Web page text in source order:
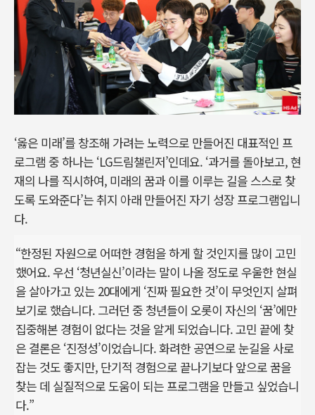
‘옳은 미래’를 창조해 가려는 노력으로 만들어진 대표적인 프
로그램 중 하나는 ‘LG드림챌린저’인데요. ‘과거를 돌아보고, 현
재의 나를 직시하여, 미래의 꿈과 이를 이루는 길을 스스로 찾
도록 도와준다’는 취지 아래 만들어진 자기 성장 프로그램입니
다.
“한정된 자원으로 어떠한 경험을 하게 할 것인지를 많이 고민
했어요. 우선 ‘청년실신’이라는 말이 나올 정도로 우울한 현실
을 살아가고 있는 20대에게 ‘진짜 필요한 것’이 무엇인지 살펴
보기로 했습니다. 그러던 중 청년들이 오롯이 자신의 ‘꿈’에만
집중해본 경험이 없다는 것을 알게 되었습니다. 고민 끝에 찾
은 결론은 ‘진정성’이었습니다. 화려한 공연으로 눈길을 사로
잡는 것도 좋지만, 단기적 경험으로 끝나기보다 앞으로 꿈을
찾는 데 실질적으로 도움이 되는 프로그램을 만들고 싶었습니
다.”